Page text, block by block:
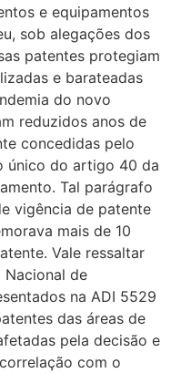
e equipamentos
sob alegações dos
patentes protegiam
e barateadas
do novo
reduzidos anos de
concedidas pelo
único do artigo 40 da
Tal parágrafo
vigência de patente
mais de 10
Vale ressaltar
de
na ADI 5529
das áreas de
pela decisão e
com o